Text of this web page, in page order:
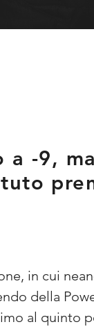
-9,
in cui
della
al quinto